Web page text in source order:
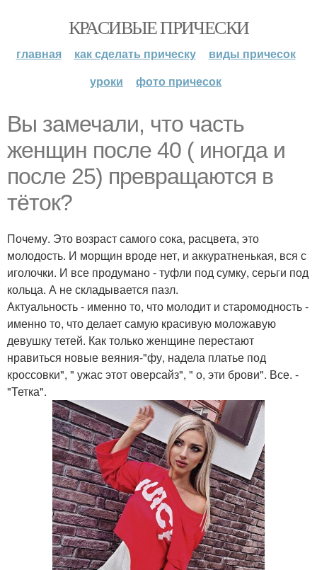
КРАСИВЫЕ ПРИЧЕСКИ
главная как сделать прическу
виды причесок
уроки
фото причесок
Вы замечали, что часть
женщин после 40 ( иногда и
после 25) превращаются в
тёток?
Почему. Это возраст самого сока, расцвета, это
молодость. И морщин вроде нет, и аккуратненькая, вся с
иголочки. И все продумано - туфли под сумку, серьги под
кольца. А не складывается пазл.
Актуальность - именно то, что молодит и старомодность -
именно то, что делает самую красивую моложавую
девушку тетей. Как только женщине перестают
нравиться новые веяния-"фу, надела платье под
кроссовки", " ужас этот оверсайз", " о, эти брови". Все. -
"Тетка".